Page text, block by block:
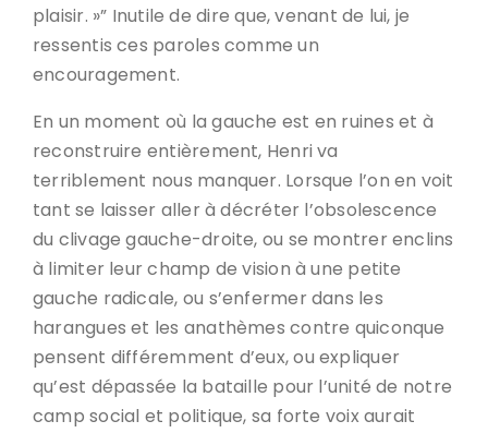
plaisir. »” Inutile de dire que, venant de lui, je
ressentis ces paroles comme un
encouragement.
En un moment où la gauche est en ruines et à
reconstruire entièrement, Henri va
terriblement nous manquer. Lorsque l’on en voit
tant se laisser aller à décréter l’obsolescence
du clivage gauche-droite, ou se montrer enclins
à limiter leur champ de vision à une petite
gauche radicale, ou s’enfermer dans les
harangues et les anathèmes contre quiconque
pensent différemment d’eux, ou expliquer
qu’est dépassée la bataille pour l’unité de notre
camp social et politique, sa forte voix aurait